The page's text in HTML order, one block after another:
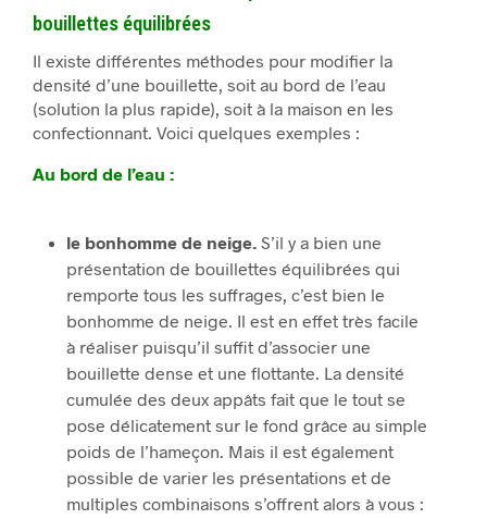
bouillettes équilibrées
Il existe différentes méthodes pour modifier la
densité d’une bouillette, soit au bord de l’eau
(solution la plus rapide), soit à la maison en les
confectionnant. Voici quelques exemples :
Au bord de l’eau :
le bonhomme de neige. S’il y a bien une
présentation de bouillettes équilibrées qui
remporte tous les suffrages, c’est bien le
bonhomme de neige. Il est en effet très facile
à réaliser puisqu’il suffit d’associer une
bouillette dense et une flottante. La densité
cumulée des deux appâts fait que le tout se
pose délicatement sur le fond grâce au simple
poids de l’hameçon. Mais il est également
possible de varier les présentations et de
multiples combinaisons s’offrent alors à vous :